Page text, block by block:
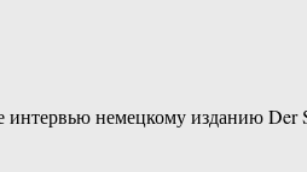
немецкому изданию Der